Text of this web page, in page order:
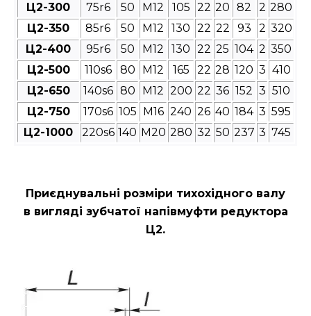
Ц2-300
75r6 50 М12 105 22 20 82 2 280
Ц2-350
85r6 50 М12 130 22 22 93 2 320
Ц2-400
95r6 50 М12 130 22 25 104 2 350
Ц2-500
110s6 80 М12 165 22 28 120 3 410
Ц2-650
140s6 80 М12 200 22 36 152 3 510
Ц2-750
170s6 105 М16 240 26 40 184 3 595
Ц2-1000
220s6 140 М20 280 32 50 237 3 745
Приєднувальні розміри тихохідного валу
в вигляді зубчатої напівмуфти редуктора
Ц2.